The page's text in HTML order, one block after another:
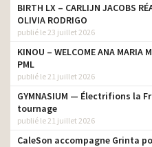
BIRTH LX – CARLIJN JACOBS
OLIVIA RODRIGO
publié le 23 juillet 2026
KINOU – WELCOME ANA MARIA
PML
publié le 21 juillet 2026
GYMNASIUM — Électrifions la
tournage
publié le 21 juillet 2026
CaleSon accompagne Grinta